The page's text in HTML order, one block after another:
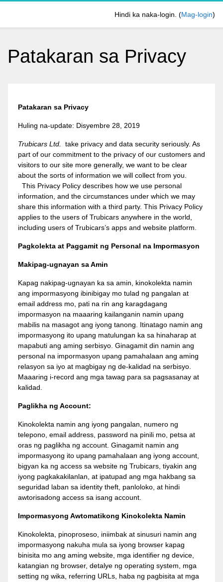
Hindi ka naka-login. (Mag-login)
Patakaran sa Privacy
Patakaran sa Privacy
Huling na-update: Disyembre 28, 2019
Trubicars Ltd.
take privacy and data security seriously. As
part of our commitment to the privacy of our customers and
visitors to our site more generally, we want to be clear
about the sorts of information we will collect from you.
This Privacy Policy describes how we use personal
information, and the circumstances under which we may
share this information with a third party. This Privacy Policy
applies to the users of Trubicars anywhere in the world,
including users of Trubicars’s apps and website platform.
Pagkolekta at Paggamit ng Personal na Impormasyon
Makipag-ugnayan sa Amin
Kapag nakipag-ugnayan ka sa amin, kinokolekta namin
ang impormasyong ibinibigay mo tulad ng pangalan at
email address mo, pati na rin ang karagdagang
impormasyon na maaaring kailanganin namin upang
mabilis na masagot ang iyong tanong. Itinatago namin ang
impormasyong ito upang matulungan ka sa hinaharap at
mapabuti ang aming serbisyo. Ginagamit din namin ang
personal na impormasyon upang pamahalaan ang aming
relasyon sa iyo at magbigay ng de-kalidad na serbisyo.
Maaaring i-record ang mga tawag para sa pagsasanay at
kalidad.
Paglikha ng Account:
Kinokolekta namin ang iyong pangalan, numero ng
telepono, email address, password na pinili mo, petsa at
oras ng paglikha ng account. Ginagamit namin ang
impormasyong ito upang pamahalaan ang iyong account,
bigyan ka ng access sa website ng Trubicars, tiyakin ang
iyong pagkakakilanlan, at ipatupad ang mga hakbang sa
seguridad laban sa identity theft, panloloko, at hindi
awtorisadong access sa isang account.
Impormasyong Awtomatikong Kinokolekta Namin
Kinokolekta, pinoproseso, iniimbak at sinusuri namin ang
impormasyong nakuha mula sa iyong browser kapag
binisita mo ang aming website, mga identifier ng device,
katangian ng browser, detalye ng operating system, mga
setting ng wika, referring URLs, haba ng pagbisita at mga